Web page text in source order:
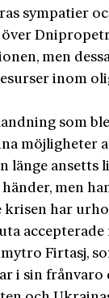
sympatier
men
inom
som
möjligheter
länge ansetts
men
krisen har
Firtasj,
i sin